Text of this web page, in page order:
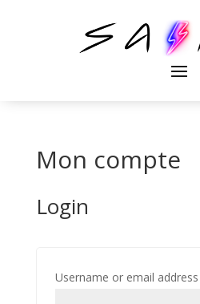
Mon compte
Login
Username or email address